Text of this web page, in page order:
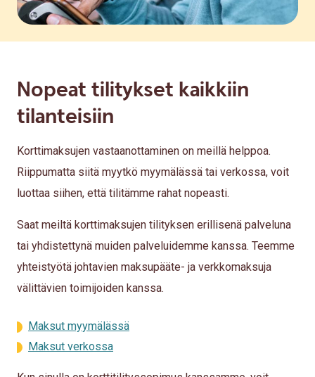
Nopeat tilitykset kaikkiin
tilanteisiin
Korttimaksujen vastaanottaminen on meillä helppoa.
Riippumatta siitä myytkö myymälässä tai verkossa, voit
luottaa siihen, että tilitämme rahat nopeasti.
Saat meiltä korttimaksujen tilityksen erillisenä palveluna
tai yhdistettynä muiden palveluidemme kanssa. Teemme
yhteistyötä johtavien maksupääte- ja verkkomaksuja
välittävien toimijoiden kanssa.
Maksut myymälässä
Maksut verkossa